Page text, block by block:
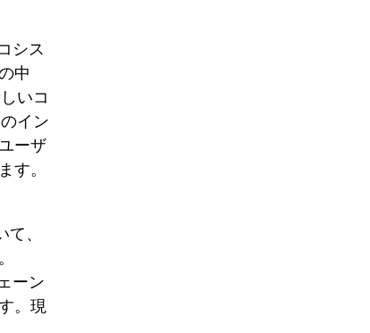
シス
中
いコ
イン
ーザ
す。
、
ーン
。現